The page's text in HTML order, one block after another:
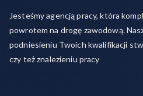
Jesteśmy agencją pracy, która
powrotem na drogę zawodową.
podniesieniu Twoich kwalifikacji
czy też znalezieniu pracy